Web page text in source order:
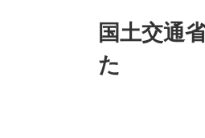
国土交通
た